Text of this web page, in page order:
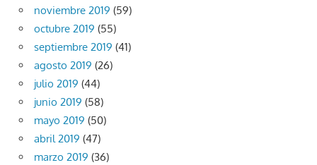
noviembre 2019 (59)
octubre 2019 (55)
septiembre 2019 (41)
agosto 2019 (26)
julio 2019 (44)
junio 2019 (58)
mayo 2019 (50)
abril 2019 (47)
marzo 2019 (36)